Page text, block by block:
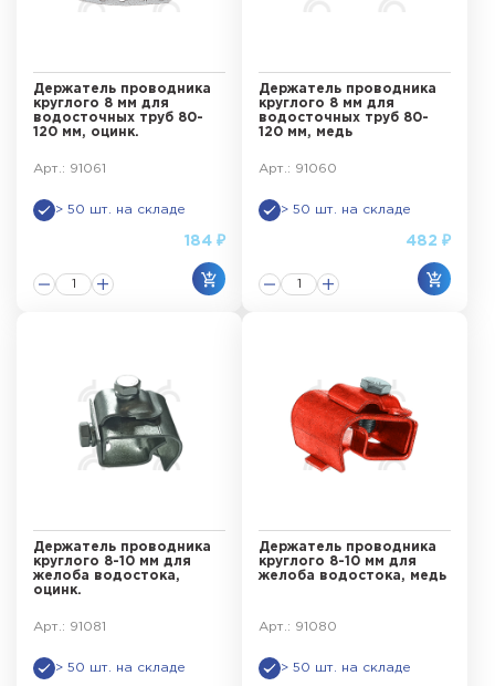
Держатель проводника
круглого 8 мм для
водосточных труб 80-
120 мм, оцинк.
Арт.: 91061
> 50 шт. на складе
184 ₽
Держатель проводника
круглого 8 мм для
водосточных труб 80-
120 мм, медь
Арт.: 91060
> 50 шт. на складе
482 ₽
Держатель проводника
круглого 8-10 мм для
желоба водостока,
оцинк.
Арт.: 91081
> 50 шт. на складе
Держатель проводника
круглого 8-10 мм для
желоба водостока, медь
Арт.: 91080
> 50 шт. на складе